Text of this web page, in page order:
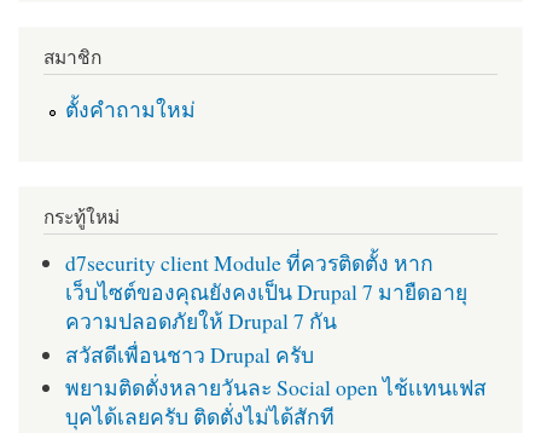
สมาชิก
ตั้งคำถามใหม่
กระทู้ใหม่
d7security client Module ที่ควรติดตั้ง หาก
เว็บไซต์ของคุณยังคงเป็น Drupal 7 มายืดอายุ
ความปลอดภัยให้ Drupal 7 กัน
สวัสดีเพื่อนชาว Drupal ครับ
พยามติดตั่งหลายวันละ Social open ไช้เเทนเฟส
บุคได้เลยครับ ติดตั่งไม่ได้สักที